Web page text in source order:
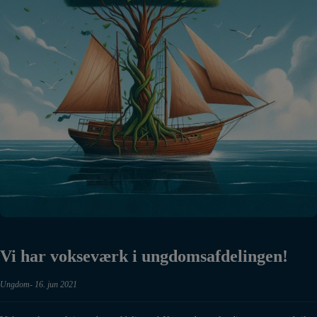
Vi har vokseværk i ungdomsafdelingen!
Ungdom 16. jun 2021